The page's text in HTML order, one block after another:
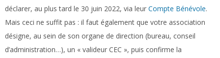
déclarer, au plus tard le 30 juin 2022, via leur Compte Bénévole.
Mais ceci ne suffit pas : il faut également que votre association
désigne, au sein de son organe de direction (bureau, conseil
d’administration…), un « valideur CEC », puis confirme la